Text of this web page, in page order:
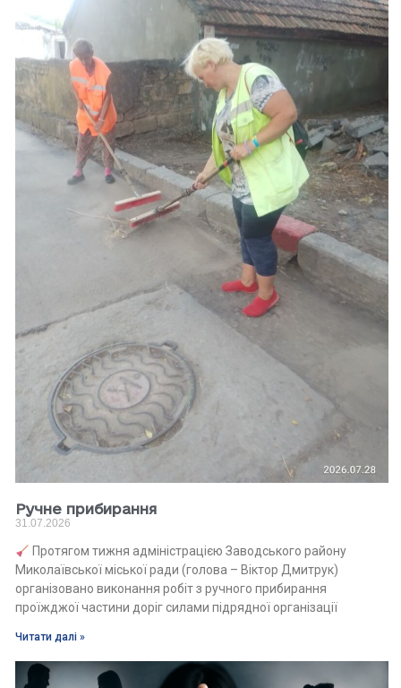
Ручне прибирання
31.07.2026
Протягом тижня адміністрацією Заводського району
Миколаївської міської ради (голова – Віктор Дмитрук)
організовано виконання робіт з ручного прибирання
проїжджої частини доріг силами підрядної організації
Читати далі »